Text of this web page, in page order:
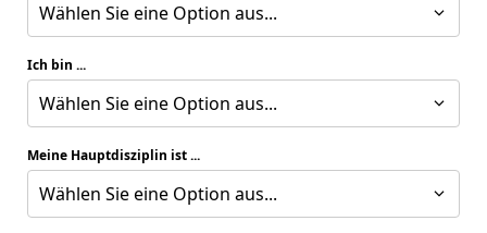
Wählen Sie eine Option aus...
Ich bin ...
Wählen Sie eine Option aus...
Meine Hauptdisziplin ist ...
Wählen Sie eine Option aus...